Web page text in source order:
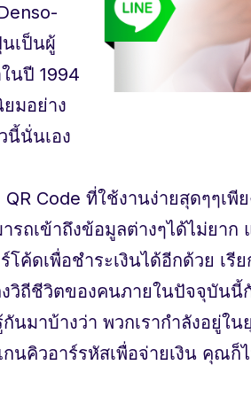
เป็นผู้
นปี 1994
มอย่าง
นี้นั่นเอง
Code ที่ใช้งานง่ายสุดๆๆเ
รถเข้าถึงข้อมูลต่างๆได้ไม่ยาก
ค้ดเพื่อชำระเงินได้อีกด้วย เรี
วิถีชีวิตของคนภายในปัจจุบันนี้
นมาบ้างว่า พวกเรากำลังอยู่ใ
กนคิวอาร์รหัสเพื่อจ่ายเงิน คุณก็